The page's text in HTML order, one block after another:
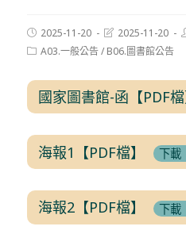
Post
published:
2025-11-20
Post
modified:
2025-11-20
PostA03.一般公告/ B06.圖書館公告
國家圖書館-函【PDF檔
海報1【PDF檔】 下載
海報2【PDF檔】 下載